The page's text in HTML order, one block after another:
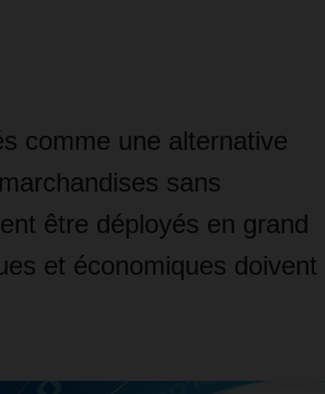
comme une alternative
sans
être déployés en grand
et économiques doivent